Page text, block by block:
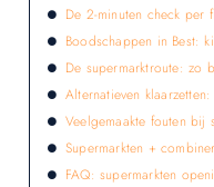
De 2-minuten check per
Boodschappen in Best:
De supermarktroute: zo
Alternatieven
Veelgemaakte fouten bij
Supermarkten +
FAQ: supermarkten